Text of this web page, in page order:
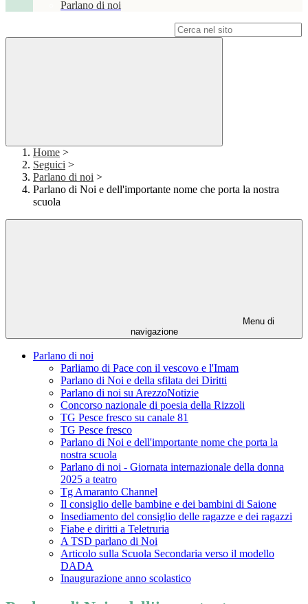
Parlano di noi
Home >
Seguici >
Parlano di noi >
Parlano di Noi e dell'importante nome che porta la nostra
scuola
Menu di
navigazione
Parlano di noi
Parliamo di Pace con il vescovo e l'Imam
Parlano di Noi e della sfilata dei Diritti
Parlano di noi su ArezzoNotizie
Concorso nazionale di poesia della Rizzoli
TG Pesce fresco su canale 81
TG Pesce fresco
Parlano di Noi e dell'importante nome che porta la
nostra scuola
Parlano di noi - Giornata internazionale della donna
2025 a teatro
Tg Amaranto Channel
Il consiglio delle bambine e dei bambini di Saione
Insediamento del consiglio delle ragazze e dei ragazzi
Fiabe e diritti a Teletruria
A TSD parlano di Noi
Articolo sulla Scuola Secondaria verso il modello
DADA
Inaugurazione anno scolastico